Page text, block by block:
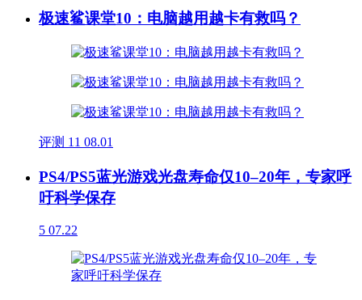
极速鲨课堂10：电脑越用越卡有救吗？
评测 11 08.01
PS4/PS5蓝光游戏光盘寿命仅10–20年，专家呼
吁科学保存
5 07.22